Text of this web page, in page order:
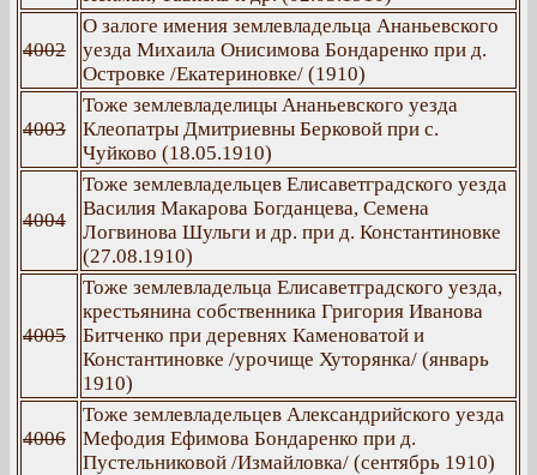
4002
О залоге имения землевладельца Ананьевского
уезда Михаила Онисимова Бондаренко при д.
Островке /Екатериновке/ (1910)
4003
Тоже землевладелицы Ананьевского уезда
Клеопатры Дмитриевны Берковой при с.
Чуйково (18.05.1910)
4004
Тоже землевладельцев Елисаветградского уезда
Василия Макарова Богданцева, Семена
Логвинова Шульги и др. при д. Константиновке
(27.08.1910)
4005
Тоже землевладельца Елисаветградского уезда,
крестьянина собственника Григория Иванова
Битченко при деревнях Каменоватой и
Константиновке /урочище Хуторянка/ (январь
1910)
4006
Тоже землевладельцев Александрийского уезда
Мефодия Ефимова Бондаренко при д.
Пустельниковой /Измайловка/ (сентябрь 1910)